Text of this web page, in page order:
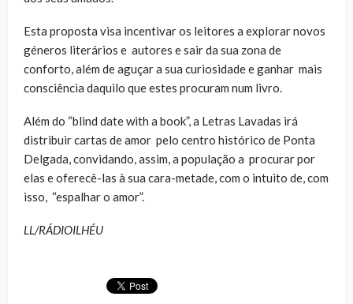
Esta proposta visa incentivar os leitores a explorar novos
géneros literários e autores e sair da sua zona de
conforto, além de aguçar a sua curiosidade e ganhar mais
consciência daquilo que estes procuram num livro.
Além do “blind date with a book”, a Letras Lavadas irá
distribuir cartas de amor pelo centro histórico de Ponta
Delgada, convidando, assim, a população a procurar por
elas e oferecê-las à sua cara-metade, com o intuito de, com
isso, “espalhar o amor”.
LL/RÁDIOILHÉU